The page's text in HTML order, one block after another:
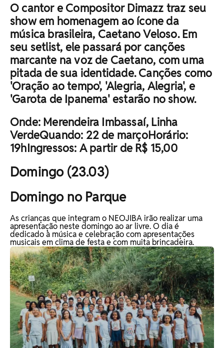
O cantor e Compositor Dimazz traz seu
show em homenagem ao ícone da
música brasileira, Caetano Veloso. Em
seu setlist, ele passará por canções
marcante na voz de Caetano, com uma
pitada de sua identidade. Canções como
'Oração ao tempo', 'Alegria, Alegria', e
'Garota de Ipanema' estarão no show.
Onde: Merendeira Imbassaí, Linha
VerdeQuando: 22 de marçoHorário:
19hIngressos: A partir de R$ 15,00
Domingo (23.03)
Domingo no Parque
As crianças que integram o NEOJIBA irão realizar uma
apresentação neste domingo ao ar livre. O dia é
dedicado à música e celebração com apresentações
musicais em clima de festa e com muita brincadeira.